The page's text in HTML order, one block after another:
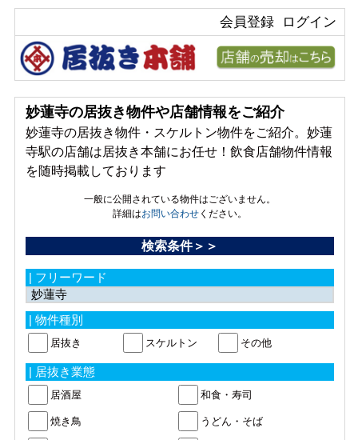
ログイン
会員登録
妙蓮寺の居抜き物件や店舗情報をご紹介
妙蓮寺の居抜き物件・スケルトン物件をご紹介。妙蓮
寺駅の店舗は居抜き本舗にお任せ！飲食店舗物件情報
を随時掲載しております
一般に公開されている物件はございません。
詳細はお問い合わせください。
検索条件＞＞
| フリーワード
| 物件種別
居抜き スケルトン その他
| 居抜き業態
居酒屋 和食・寿司
焼き鳥 うどん・そば